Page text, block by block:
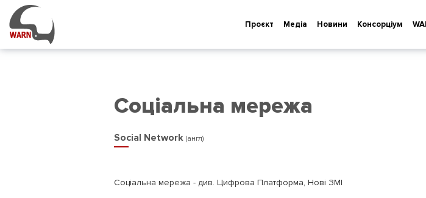
Проєкт Медіа Новини Консорціум
Соціальна мережа
Social Network (англ)
Соціальна мережа - див. Цифрова Платформа, Нові ЗМІ